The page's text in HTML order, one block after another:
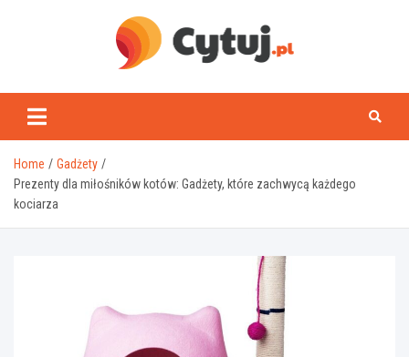
www.cytuj.pl
Home
Gadżety
Prezenty dla miłośników kotów: Gadżety, które zachwycą każdego
kociarza